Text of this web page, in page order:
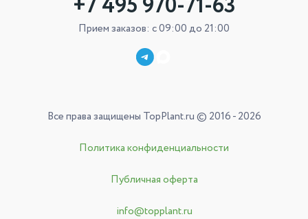
Прием заказов: с 09:00 до 21:00
Все права защищены TopPlant.ru © 2016 - 2026
Политика конфиденциальности
Публичная оферта
info@topplant.ru